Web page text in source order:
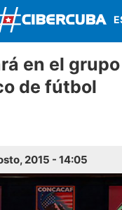
en el
de fútbol
2015 - 14:05